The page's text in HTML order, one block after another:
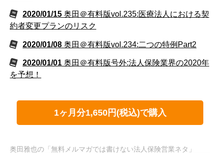
2020/01/15 奥田＠有料版vol.235:医療法人における契
約者変更プランのリスク
2020/01/08 奥田＠有料版vol.234:二つの特例Part2
2020/01/01 奥田＠有料版号外:法人保険業界の2020年
を予想！
1ヶ月分1,650円(税込)で購入
奥田雅也の「無料メルマガでは書けない法人保険営業ネタ」